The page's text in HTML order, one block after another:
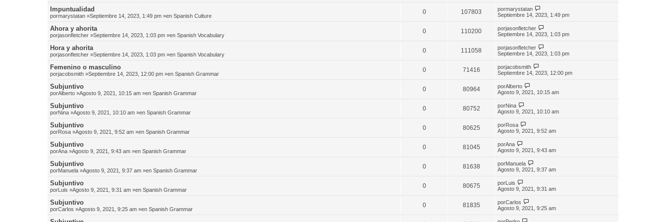
Impuntualidad
pormarystatan »Septiembre 14, 2023, 1:49 pm »en Spanish Culture
0 107803 pormarystatan
Septiembre 14, 2023, 1:49 pm
Ahora y ahorita
porjasonfletcher »Septiembre 14, 2023, 1:03 pm »en Spanish Vocabulary
0 110200 porjasonfletcher
Septiembre 14, 2023, 1:03 pm
Hora y ahorita
porjasonfletcher »Septiembre 14, 2023, 1:03 pm »en Spanish Vocabulary
0 111058 porjasonfletcher
Septiembre 14, 2023, 1:03 pm
Femenino o masculino
porjacobsmith »Septiembre 14, 2023, 12:00 pm »en Spanish Grammar
0 71416 porjacobsmith
Septiembre 14, 2023, 12:00 pm
Subjuntivo
porAlberto »Agosto 9, 2021, 10:15 am »en Spanish Grammar
0 80964 porAlberto
Agosto 9, 2021, 10:15 am
Subjuntivo
porNina »Agosto 9, 2021, 10:10 am »en Spanish Grammar
0 80752 porNina
Agosto 9, 2021, 10:10 am
Subjuntivo
porRosa »Agosto 9, 2021, 9:52 am »en Spanish Grammar
0 80625 porRosa
Agosto 9, 2021, 9:52 am
Subjuntivo
porAna »Agosto 9, 2021, 9:43 am »en Spanish Grammar
0 81045 porAna
Agosto 9, 2021, 9:43 am
Subjuntivo
porManuela »Agosto 9, 2021, 9:37 am »en Spanish Grammar
0 81638 porManuela
Agosto 9, 2021, 9:37 am
Subjuntivo
porLuis »Agosto 9, 2021, 9:31 am »en Spanish Grammar
0 80675 porLuis
Agosto 9, 2021, 9:31 am
Subjuntivo
porCarlos »Agosto 9, 2021, 9:25 am »en Spanish Grammar
0 81835 porCarlos
Agosto 9, 2021, 9:25 am